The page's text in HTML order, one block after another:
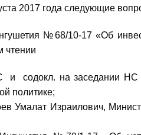
2017 года следующие
№68/10-17 «Об
чтении
на заседании НС –
политике;
Израилович, Министр